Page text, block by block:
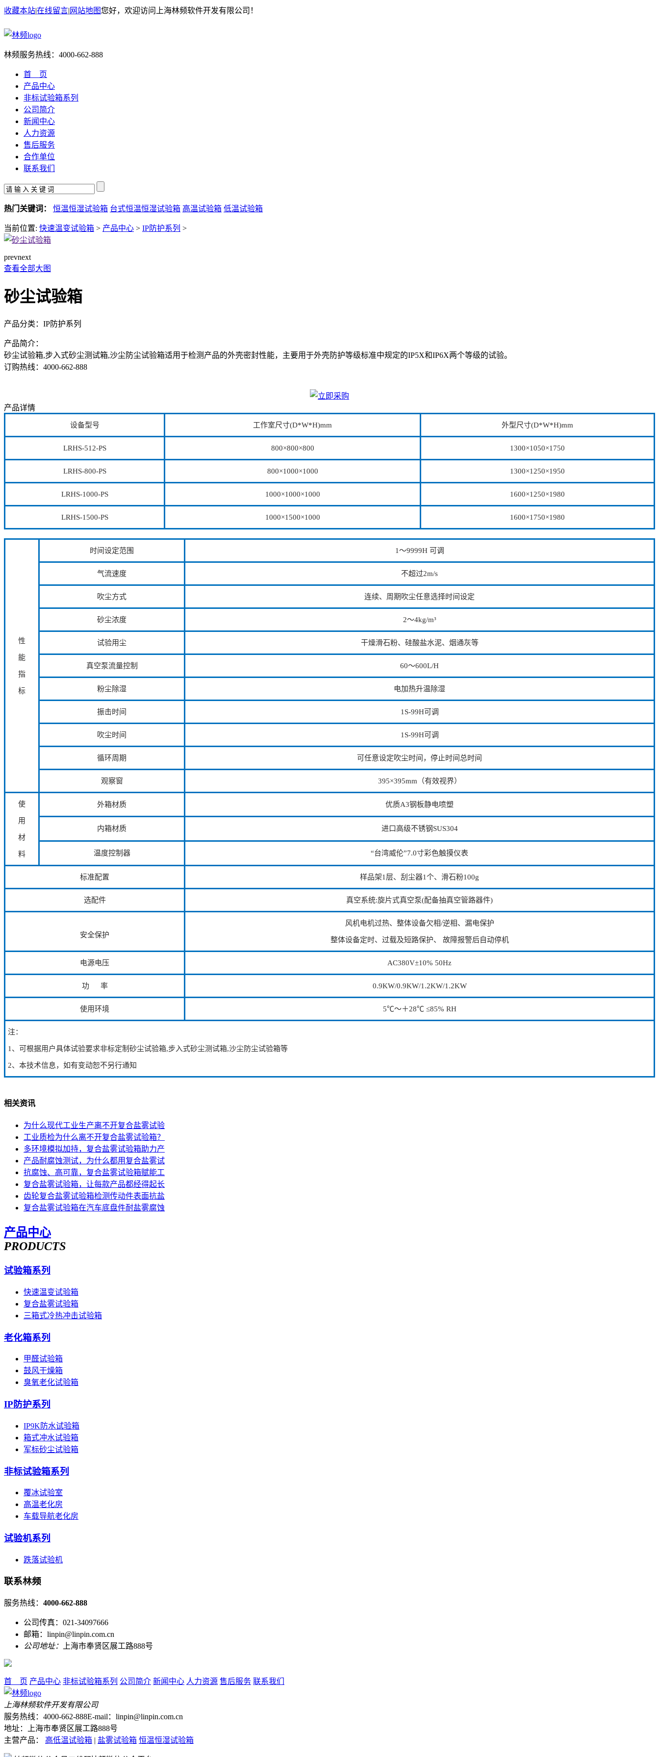
收藏本站|在线留言| 网站地图您好，欢迎访问上海林频软件开发有限公司！
林频服务热线： 4000-662-888
首 页
产品中心
非标试验箱系列
公司简介
新闻中心
人力资源
售后服务
合作单位
联系我们
热门关键词： 恒温恒湿试验箱 台式恒温恒湿试验箱 高温试验箱 低温试验箱
当前位置: 快速温变试验箱 > 产品中心 > IP防护系列 >
prevnext
查看全部大图
砂尘试验箱
产品分类： IP防护系列
产品简介：
砂尘试验箱,步入式砂尘测试箱,沙尘防尘试验箱适用于检测产品的外壳密封性能，主要用于外壳防护等级标准中规定的IP5X和IP6X两个等级的试验。
订购热线： 4000-662-888
产品详情
设备型号 工作室尺寸(D*W*H)mm 外型尺寸(D*W*H)mm
LRHS-512-PS 800×800×800 1300×1050×1750
LRHS-800-PS 800×1000×1000 1300×1250×1950
LRHS-1000-PS 1000×1000×1000 1600×1250×1980
LRHS-1500-PS 1000×1500×1000 1600×1750×1980
性
能
指
标
时间设定范围 1～9999H 可调
气流速度 不超过2m/s
吹尘方式 连续、周期吹尘任意选择时间设定
砂尘浓度 2～4kg/m³
试验用尘 干燥滑石粉、硅酸盐水泥、烟通灰等
真空泵流量控制 60～600L/H
粉尘除湿 电加热升温除湿
振击时间 1S-99H可调
吹尘时间 1S-99H可调
循环周期 可任意设定吹尘时间，停止时间总时间
观察窗 395×395mm（有效视界）
使
用
材
料
外箱材质 优质A3钢板静电喷塑
内箱材质 进口高级不锈钢SUS304
温度控制器 “台湾威伦”7.0寸彩色触摸仪表
标准配置 样品架1层、刮尘器1个、滑石粉100g
选配件 真空系统:旋片式真空泵(配备抽真空管路器件)
安全保护
风机电机过热、整体设备欠相/逆相、漏电保护
整体设备定时、过载及短路保护、 故障报警后自动停机
电源电压 AC380V±10% 50Hz
功 率 0.9KW/0.9KW/1.2KW/1.2KW
使用环境 5℃～＋28℃ ≤85% RH
注：
1、可根据用户具体试验要求非标定制砂尘试验箱,步入式砂尘测试箱,沙尘防尘试验箱等
2、本技术信息，如有变动恕不另行通知
相关资讯
为什么现代工业生产离不开复合盐雾试验
工业质检为什么离不开复合盐雾试验箱？
多环境模拟加持，复合盐雾试验箱助力产
产品耐腐蚀测试，为什么都用复合盐雾试
抗腐蚀、高可靠，复合盐雾试验箱赋能工
复合盐雾试验箱，让每款产品都经得起长
齿轮复合盐雾试验箱检测传动件表面抗盐
复合盐雾试验箱在汽车底盘件耐盐雾腐蚀
产品中心
PRODUCTS
试验箱系列
快速温变试验箱
复合盐雾试验箱
三箱式冷热冲击试验箱
老化箱系列
甲醛试验箱
鼓风干燥箱
臭氧老化试验箱
IP防护系列
IP9K防水试验箱
箱式冲水试验箱
军标砂尘试验箱
非标试验箱系列
覆冰试验室
高温老化房
车载导航老化房
试验机系列
跌落试验机
联系林频
服务热线： 4000-662-888
公司传真：021-34097666
邮箱：linpin@linpin.com.cn
公司地址：
上海市奉贤区展工路888号
首 页 产品中心 非标试验箱系列 公司简介 新闻中心 人力资源 售后服务 联系我们
上海林频软件开发有限公司
服务热线：4000-662-888E-mail：linpin@linpin.com.cn
地址：上海市奉贤区展工路888号
主营产品： 高低温试验箱 | 盐雾试验箱 恒温恒湿试验箱